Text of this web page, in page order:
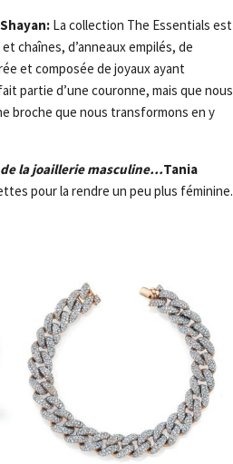
La collection The Essentials est
chaînes, d’anneaux empilés, de
et composée de joyaux ayant
partie d’une couronne, mais que nous
broche que nous transformons en y
la joaillerie masculine…Tania
pour la rendre un peu plus féminine.